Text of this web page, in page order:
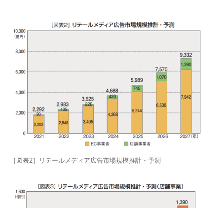
［図表2］リテールメディア広告市場規模推計・予測